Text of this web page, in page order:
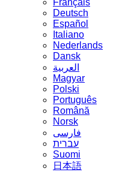
Français
Deutsch
Español
Italiano
Nederlands
Dansk
العربية
Magyar
Polski
Português
Română
Norsk
فارسی
עברית
Suomi
日本語